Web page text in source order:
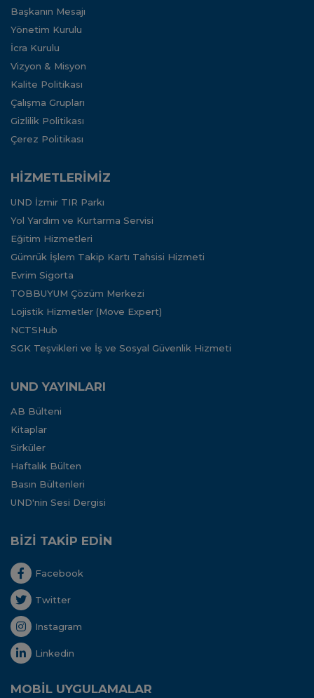
Başkanın Mesajı
Yönetim Kurulu
İcra Kurulu
Vizyon & Misyon
Kalite Politikası
Çalışma Grupları
Gizlilik Politikası
Çerez Politikası
HİZMETLERİMİZ
UND İzmir TIR Parkı
Yol Yardım ve Kurtarma Servisi
Eğitim Hizmetleri
Gümrük İşlem Takip Kartı Tahsisi Hizmeti
Evrim Sigorta
TOBBUYUM Çözüm Merkezi
Lojistik Hizmetler (Move Expert)
NCTSHub
SGK Teşvikleri ve İş ve Sosyal Güvenlik Hizmeti
UND YAYINLARI
AB Bülteni
Kitaplar
Sirküler
Haftalık Bülten
Basın Bültenleri
UND'nin Sesi Dergisi
BİZİ TAKİP EDİN
Facebook
Twitter
Instagram
Linkedin
MOBİL UYGULAMALAR